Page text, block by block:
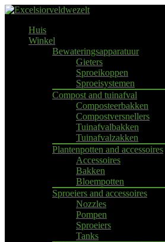
Huis
Winkel
Bewateringsapparatuur
Gieters
Sproeikoppen
Sproeisystemen
Compost and tuinafval
Composteerbakken
Compostversnellers
Tuinafvalbakken
Tuinafvalzakken
Plantenpotten and accessoires
Accessoires
Bakken
Bloempotten
Sproeiers and accessoires
Nozzles
Pompen
Sproeiers
Tanks